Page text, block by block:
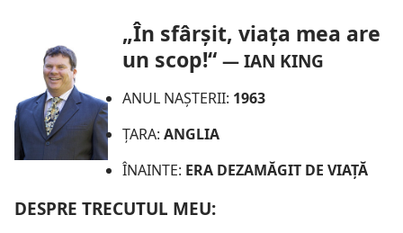
„În sfârşit, viaţa mea are
un scop!“ —IAN KING
ANUL NAŞTERII: 1963
ŢARA: ANGLIA
ÎNAINTE: ERA DEZAMĂGIT DE VIAŢĂ
DESPRE TRECUTUL MEU: